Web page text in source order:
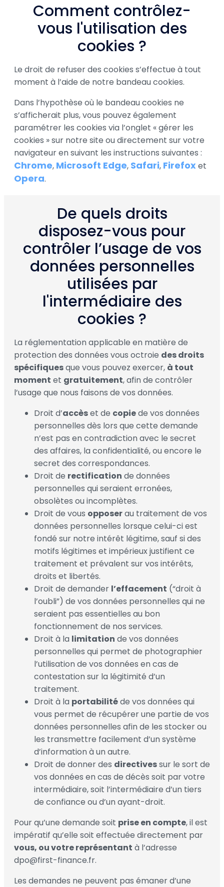
Comment contrôlez-
vous l'utilisation des
cookies ?
Le droit de refuser des cookies s’effectue à tout
moment à l’aide de notre bandeau cookies.
Dans l’hypothèse où le bandeau cookies ne
s’afficherait plus, vous pouvez également
paramétrer les cookies via l’onglet « gérer les
cookies » sur notre site ou directement sur votre
navigateur en suivant les instructions suivantes :
Chrome, Microsoft Edge, Safari, Firefoxet
Opera.
De quels droits
disposez-vous pour
contrôler l’usage de vos
données personnelles
utilisées par
l'intermédiaire des
cookies ?
La réglementation applicable en matière de
protection des données vous octroie des droits
spécifiquesque vous pouvez exercer, à tout
moment et gratuitement, afin de contrôler
l’usage que nous faisons de vos données.
Droit d’accèset de copiede vos données
personnelles dès lors que cette demande
n’est pas en contradiction avec le secret
des affaires, la confidentialité, ou encore le
secret des correspondances.
Droit de rectification de données
personnelles qui seraient erronées,
obsolètes ou incomplètes.
Droit de vous opposerau traitement de vos
données personnelles lorsque celui-ci est
fondé sur notre intérêt légitime, sauf si des
motifs légitimes et impérieux justifient ce
traitement et prévalent sur vos intérêts,
droits et libertés.
Droit de demander l’effacement (“droit à
l’oubli”) de vos données personnelles qui ne
seraient pas essentielles au bon
fonctionnement de nos services.
Droit à la limitation de vos données
personnelles qui permet de photographier
l’utilisation de vos données en cas de
contestation sur la légitimité d’un
traitement.
Droit à la portabilitéde vos données qui
vous permet de récupérer une partie de vos
données personnelles afin de les stocker ou
les transmettre facilement d’un système
d’information à un autre.
Droit de donner des directivessur le sort de
vos données en cas de décès soit par votre
intermédiaire, soit l’intermédiaire d’un tiers
de confiance ou d’un ayant-droit.
Pour qu’une demande soit prise en compte, il est
impératif qu’elle soit effectuée directement par
vous, ou votre représentant à l’adresse
dpo@first-finance.fr.
Les demandes ne peuvent pas émaner d’une